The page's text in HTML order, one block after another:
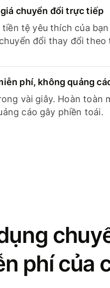
chuyển đổi trực tiếp
tiền tệ yêu thích của
đổi thay đổi theo
phí, không quảng
vài giây. Hoàn toàn
cáo gây phiền toái.
phí của